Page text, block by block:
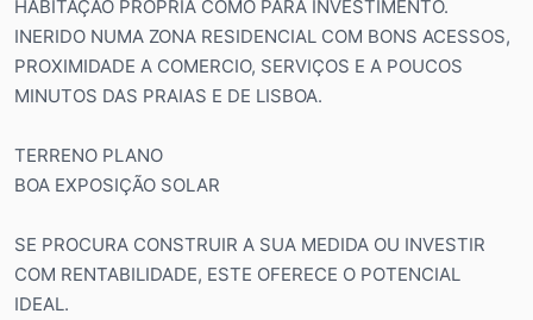
HABITAÇÃO PRÓPRIA COMO PARA INVESTIMENTO.
INERIDO NUMA ZONA RESIDENCIAL COM BONS ACESSOS,
PROXIMIDADE A COMERCIO, SERVIÇOS E A POUCOS
MINUTOS DAS PRAIAS E DE LISBOA.
TERRENO PLANO
BOA EXPOSIÇÃO SOLAR
SE PROCURA CONSTRUIR A SUA MEDIDA OU INVESTIR
COM RENTABILIDADE, ESTE OFERECE O POTENCIAL
IDEAL.